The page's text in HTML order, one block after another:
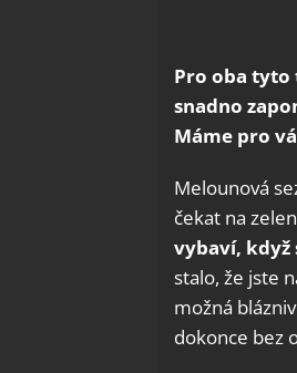
Pro oba tyto
snadno
Máme pro
Melounová
čekat na
vybaví, když
stalo, že jste
možná
dokonce bez